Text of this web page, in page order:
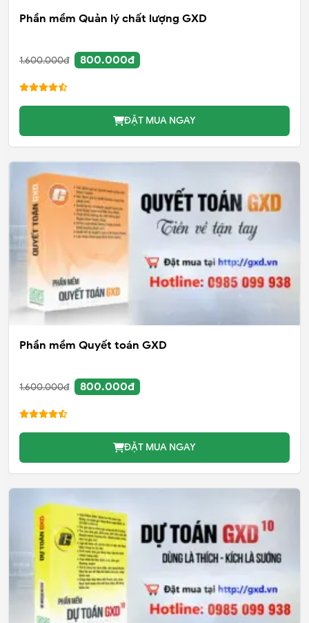
Phần mềm Quản lý chất lượng GXD
1.600.000đ 800.000đ
ĐẶT MUA NGAY
Phần mềm Quyết toán GXD
1.600.000đ 800.000đ
ĐẶT MUA NGAY